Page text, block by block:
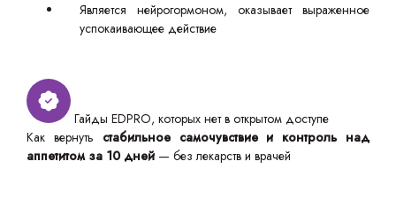
Является нейрогормоном, оказывает выраженное
успокаивающее действие
Гайды EDPRO, которых нет в открытом доступе
Как вернуть стабильное самочувствие и контроль над
аппетитом за 10 дней — без лекарств и врачей